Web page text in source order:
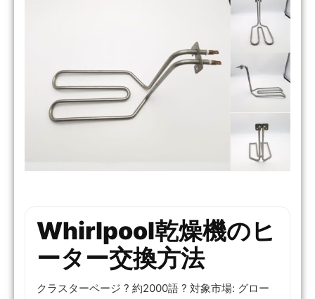
Whirlpool乾燥機のヒ
ーター交換方法
クラスターページ ? 約2000語 ? 対象市場: グロー